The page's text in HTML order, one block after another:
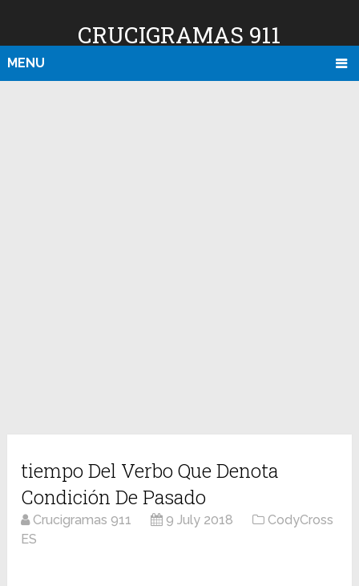
CRUCIGRAMAS 911
MENU
tiempo Del Verbo Que Denota
Condición De Pasado
Crucigramas 911 9 July 2018
CodyCross
ES